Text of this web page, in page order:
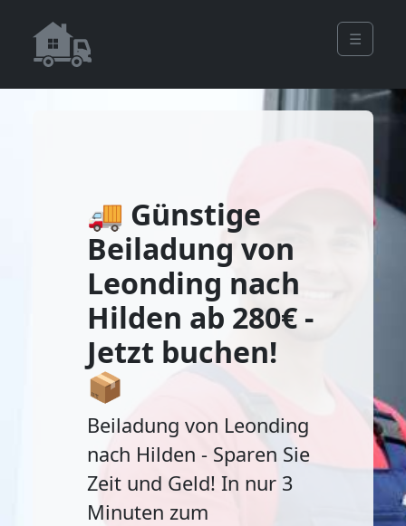
☰
🚚 Günstige
Beiladung von
Leonding nach
Hilden ab 280€ -
Jetzt buchen!
📦
Beiladung von Leonding
nach Hilden - Sparen Sie
Zeit und Geld! In nur 3
Minuten zum